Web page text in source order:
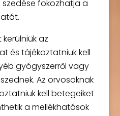
fokozhatja a
az
és tájékoztatniuk kell
gyógyszerről vagy
Az orvosoknak
kell betegeiket
a mellékhatások